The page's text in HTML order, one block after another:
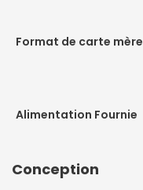
Format de carte mère
Alimentation Fournie
Conception